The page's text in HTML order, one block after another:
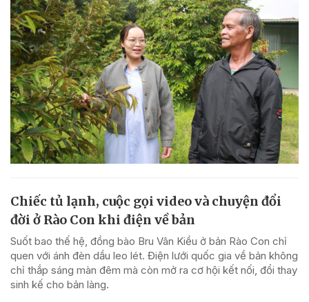
Chiếc tủ lạnh, cuộc gọi video và chuyện đổi
đời ở Rào Con khi điện về bản
Suốt bao thế hệ, đồng bào Bru Vân Kiều ở bản Rào Con chỉ
quen với ánh đèn dầu leo lét. Điện lưới quốc gia về bản không
chỉ thắp sáng màn đêm mà còn mở ra cơ hội kết nối, đổi thay
sinh kế cho bản làng.